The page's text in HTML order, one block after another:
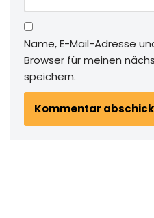
Name, E-Mail-Adresse
Browser für meinen
speichern.